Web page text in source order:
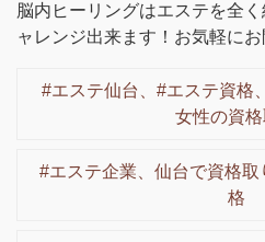
脳内ヒーリングはエステを全
ャレンジ出来ます！お気軽に
#エステ仙台、#エステ資格
女性の資
#エステ企業、仙台で資格
格